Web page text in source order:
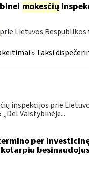
mokesčių
prie Lietuvos
» Taksi
inspekcijos prie
Valstybinėje...
per